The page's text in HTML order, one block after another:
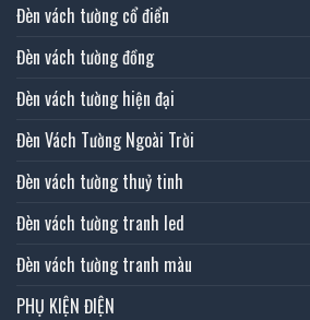
Đèn vách tường cổ điển
Đèn vách tường đồng
Đèn vách tường hiện đại
Đèn Vách Tường Ngoài Trời
Đèn vách tường thuỷ tinh
Đèn vách tường tranh led
Đèn vách tường tranh màu
PHỤ KIỆN ĐIỆN